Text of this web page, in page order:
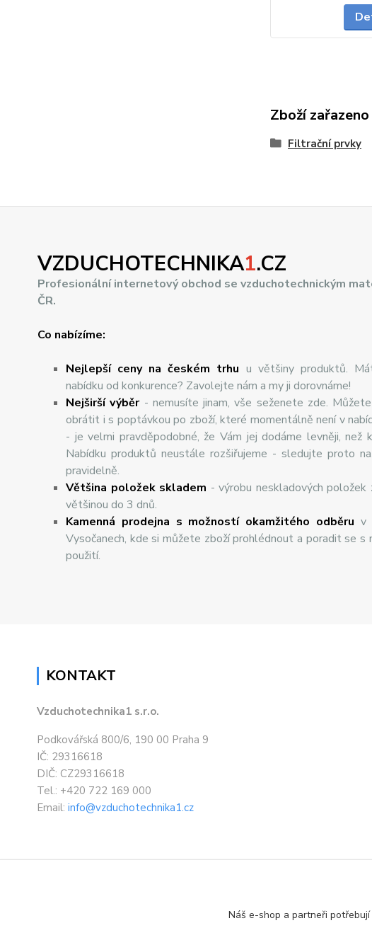
Zboží
Filtrační prvky
VZDUCHOTECHNIKA1.CZ
Profesionální internetový obchod se vzduchotechnickým
ČR.
Co nabízíme:
Nejlepší ceny na českém trhu u většiny produktů.
nabídku od konkurence? Zavolejte nám a my ji dorovnáme!
Nejširšívýběr- nemusíte jinam, vše seženete zde.
obrátit i s poptávkou po zboží, které momentálně není v
- je velmi pravděpodobné, že Vám jej dodáme levněji, než
Nabídku produktů neustále rozšiřujeme - sledujte proto
pravidelně.
Většina položek skladem - výrobu neskladových položek
většinou do 3 dnů.
Kamenná prodejna s možností okamžitého odběru v
Vysočanech, kde si můžete zboží prohlédnout a poradit se s
použití.
KONTAKT
Vzduchotechnika1 s.r.o.
Podkovářská 800/6, 190 00 Praha 9
IČ: 29316618
DIČ: CZ29316618
Tel.: +420 722 169 000
Email: info@vzduchotechnika1.cz
Náš e-shop a partneři potřebují